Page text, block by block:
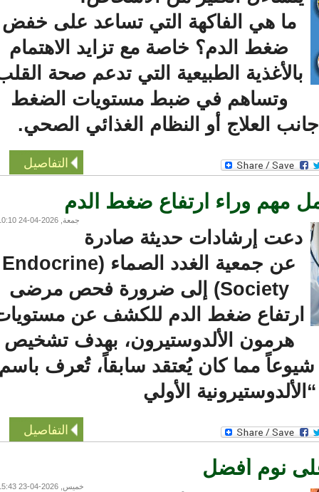
ما هي الفاكهة التي تساعد على خفض
ضغط الدم؟ خاصة مع تزايد الاهتمام
بالأغذية الطبيعية التي تدعم صحة القلب
وتساهم في ضبط مستويات الضغط
العلاج أو النظام الغذائي الصحي.
التفاصيل
مهم وراء ارتفاع ضغط الدم
جمعة, 2026-04-24 10:10
دعت إرشادات حديثة صادرة
عن جمعية الغدد الصماء (Endocrine
Society) إلى ضرورة فحص مرضى
ضغط الدم للكشف عن مستويات
هرمون الألدوستيرون، بهدف تشخيص
مما كان يُعتقد سابقاً، تُعرف باسم
الأولي
التفاصيل
خميس, 2026-04-23 15:43